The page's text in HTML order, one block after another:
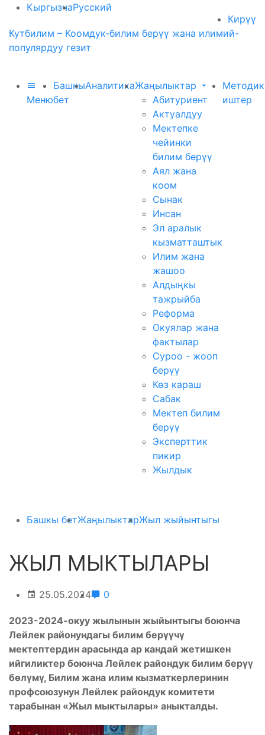
КыргызчаРусский
Кирүү
Кутбилим – Коомдук-билим берүү жана илимий-
популярдуу гезит
Меню
Башкы
бет
АналитикаЖаңылыктар
Абитуриент
Актуалдуу
Мектепке
чейинки
билим берүү
Аял жана
коом
Сынак
Инсан
Эл аралык
кызматташтык
Илим жана
жашоо
Алдыңкы
тажрыйба
Реформа
Окуялар жана
фактылар
Суроо - жооп
берүү
Көз караш
Сабак
Мектеп билим
берүү
Эксперттик
пикир
Жылдык
иштер
Башкы бетЖаңылыктарЖыл жыйынтыгы
ЖЫЛ МЫКТЫЛАРЫ
25.05.2024 0
2023-2024-окуу жылынын жыйынтыгы боюнча
Лейлек районундагы билим берүүчү
мектептердин арасында ар кандай жетишкен
ийгиликтер боюнча Лейлек райондук билим берүү
бөлүмү, Билим жана илим кызматкерлеринин
профсоюзунун Лейлек райондук комитети
тарабынан «Жыл мыктылары» аныкталды.